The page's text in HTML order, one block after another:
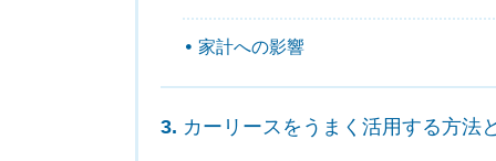
家計への影響
カーリースをうまく活用する方法